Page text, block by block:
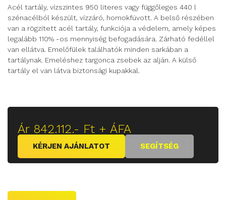
Acél tartály, vízszintes 950 literes vagy függőleges 440 l
szénacélból készült, vízzáró, homokfúvott. A belső részében
van a rögzített acél tartály, funkciója a védelem, amely képes
legalább 110% -os mennyiség befogadására. Zárható fedéllel
van ellátva. Emelőfülek találhatók minden sarkában a
tartálynak. Emeléshez targonca zsebek az alján. A külső
tartály el van látva biztonsági kupakkal.
Ár 842.112.- Ft + ÁFA
KÉRJEN AJÁNLATOT SEGÍTSÉG